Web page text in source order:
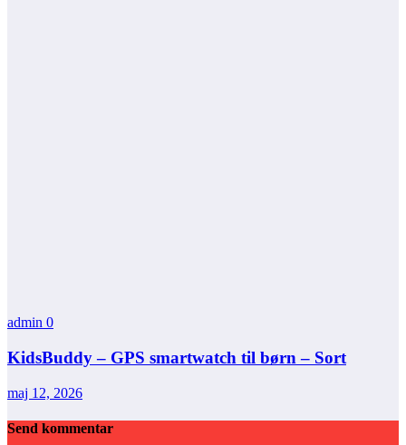
admin 0
KidsBuddy – GPS smartwatch til børn – Sort
maj 12, 2026
Send kommentar